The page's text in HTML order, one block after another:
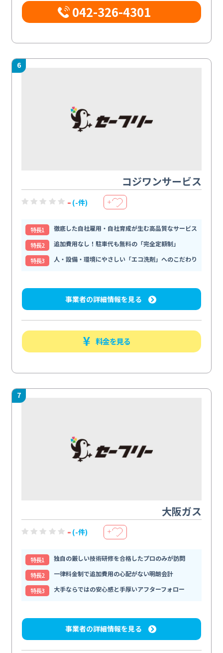
042-326-4301
6
コジワンサービス
- (-件) ＋
特⻑1
徹底した自社雇用・自社育成が生む高品質なサービス
特⻑2
追加費用なし！駐車代も無料の「完全定額制」
特⻑3
人・設備・環境にやさしい「エコ洗剤」へのこだわり
事業者の詳細情報を見る
料金を見る
7
大阪ガス
- (-件) ＋
特⻑1
独自の厳しい技術研修を合格したプロのみが訪問
特⻑2
一律料金制で追加費用の心配がない明朗会計
特⻑3
大手ならではの安心感と手厚いアフターフォロー
事業者の詳細情報を見る